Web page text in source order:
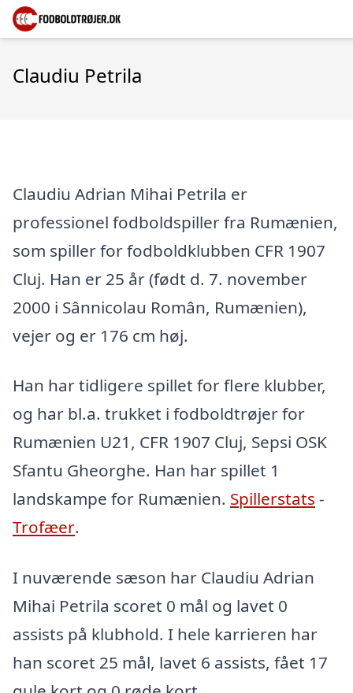
Claudiu Petrila
Claudiu Adrian Mihai Petrila er
professionel fodboldspiller fra Rumænien,
som spiller for fodboldklubben CFR 1907
Cluj. Han er 25 år (født d. 7. november
2000 i Sânnicolau Român, Rumænien),
vejer og er 176 cm høj.
Han har tidligere spillet for flere klubber,
og har bl.a. trukket i fodboldtrøjer for
Rumænien U21, CFR 1907 Cluj, Sepsi OSK
Sfantu Gheorghe. Han har spillet 1
landskampe for Rumænien. Spillerstats -
Trofæer.
I nuværende sæson har Claudiu Adrian
Mihai Petrila scoret 0 mål og lavet 0
assists på klubhold. I hele karrieren har
han scoret 25 mål, lavet 6 assists, fået 17